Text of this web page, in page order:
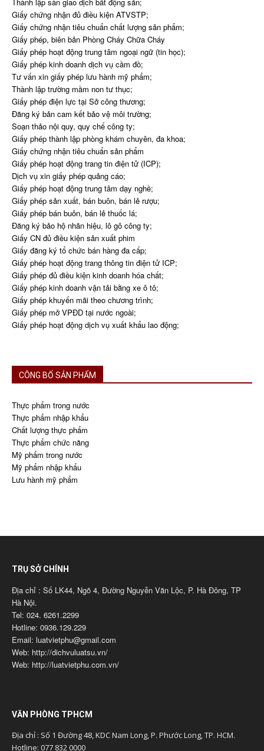
Giấy chứng nhận đủ điều kiện ATVSTP;
Giấy chứng nhận tiêu chuẩn chất lượng sản phẩm;
Giấy phép, biên bản Phòng Cháy Chữa Cháy
Giấy phép hoạt động trung tâm ngoại ngữ (tin học);
Giấy phép kinh doanh dịch vụ cầm đồ;
Tư vấn xin giấy phép lưu hành mỹ phẩm;
Thành lập trường mầm non tư thục;
Giấy phép điện lực tại Sở công thương;
Đăng ký bản cam kết bảo vệ môi trường;
Soạn thảo nội quy, quy chế công ty;
Giấy phép thành lập phòng khám chuyên, đa khoa;
Giấy chứng nhận tiêu chuẩn sản phẩm
Giấy phép hoạt động trang tin điện tử (ICP);
Dịch vụ xin giấy phép quảng cáo;
Giấy phép hoạt động trung tâm dạy nghề;
Giấy phép sản xuất, bán buôn, bán lẻ rượu;
Giấy phép bán buôn, bán lẻ thuốc lá;
Đăng ký bảo hộ nhãn hiệu, lô gô công ty;
Giấy CN đủ điều kiện sản xuất phim
Giấy đăng ký tổ chức bán hàng đa cấp;
Giấy phép hoạt động trang thông tin điện tử ICP;
Giấy phép đủ điều kiện kinh doanh hóa chất;
Giấy phép kinh doanh vận tải bằng xe ô tô;
Giấy phép khuyến mãi theo chương trình;
Giấy phép mở VPĐD tại nước ngoài;
Giấy phép hoạt động dịch vụ xuất khẩu lao động;
CÔNG BỐ SẢN PHẨM
Thực phẩm trong nước
Thực phẩm nhập khẩu
Chất lượng thực phẩm
Thực phẩm chức năng
Mỹ phẩm trong nước
Mỹ phẩm nhập khẩu
Lưu hành mỹ phẩm
TRỤ SỞ CHÍNH
Địa chỉ : Số LK44, Ngõ 4, Đường Nguyễn Văn Lộc, P. Hà Đông, TP
Hà Nội.
Tel: 024. 6261.2299
Hotline: 0936.129.229
Email: luatvietphu@gmail.com
Web: http://dichvuluatsu.vn/
Web: http://luatvietphu.com.vn/
VĂN PHÒNG TPHCM
Địa chỉ : Số 1 Đường 48, KDC Nam Long, P. Phước Long, TP. HCM.
Hotline: 077 832 0000